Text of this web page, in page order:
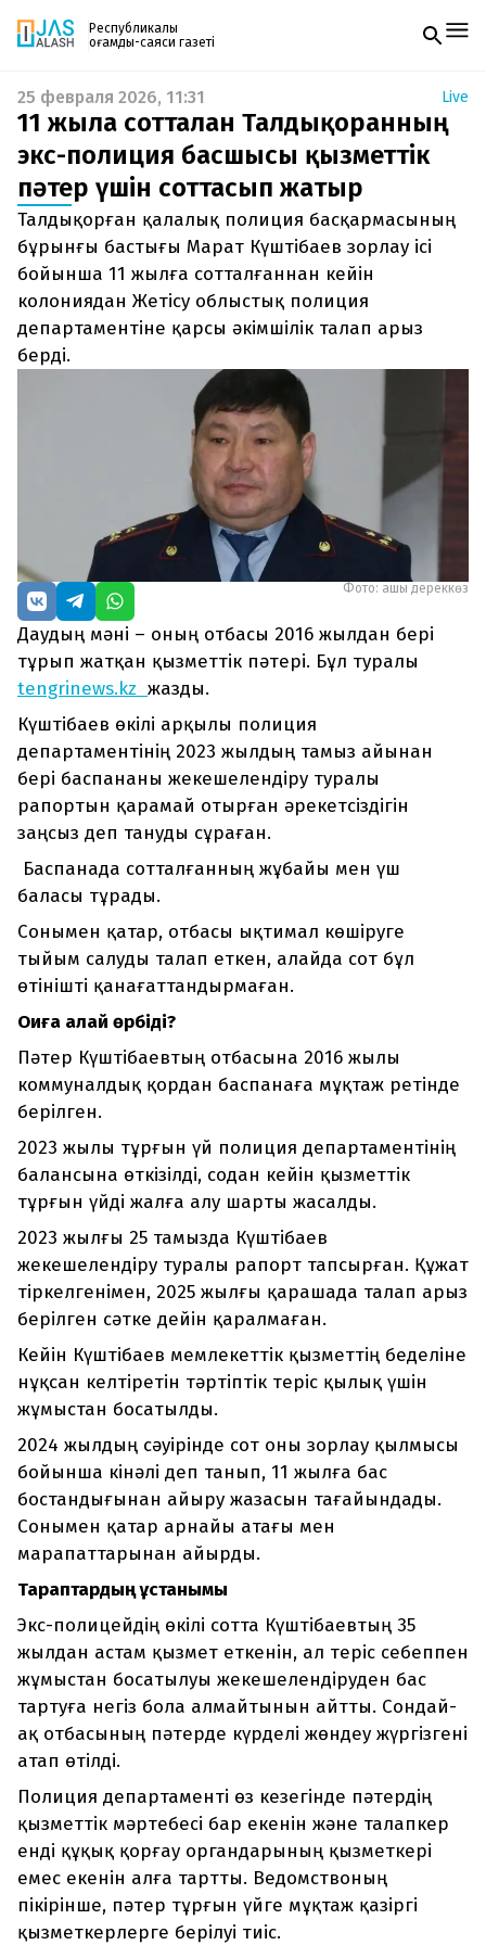
Республикалық
қоғамдық-саяси газеті
Жаңалықтар
Спорт
Live
Руханият
Аймақ
Архив
Заң және тәртіп
+7 708 604 51 06
Жарнама бөлімі
+7 701 220 64 52
Пошта
zhasalash100@gmail.com
Газетке жазылу
PDF форматтағы газетті ай сайын электронды
поштаңызға алып отырыңыз. Жаңа нөмір
шыққан сәтте сізге бірден жіберіледі. Тек email
енгізіңіз, біз қалғанын өзіміз жібереміз.
25 февраля 2026, 11:31 Live
11 жылға сотталған Талдықорғанның
экс-полиция басшысы қызметтік
пәтер үшін соттасып жатыр
Талдықорған қалалық полиция басқармасының
бұрынғы бастығы Марат Күштібаев зорлау ісі
бойынша 11 жылға сотталғаннан кейін
колониядан Жетісу облыстық полиция
департаментіне қарсы әкімшілік талап арыз
берді.
Фото: ашық дереккөз
Даудың мәні – оның отбасы 2016 жылдан бері
тұрып жатқан қызметтік пәтері. Бұл туралы
tengrinews.kz жазды.
Күштібаев өкілі арқылы полиция
департаментінің 2023 жылдың тамыз айынан
бері баспананы жекешелендіру туралы
рапортын қарамай отырған әрекетсіздігін
заңсыз деп тануды сұраған.
Баспанада сотталғанның жұбайы мен үш
баласы тұрады.
Сонымен қатар, отбасы ықтимал көшіруге
тыйым салуды талап еткен, алайда сот бұл
өтінішті қанағаттандырмаған.
Оқиға қалай өрбіді?
Пәтер Күштібаевтың отбасына 2016 жылы
коммуналдық қордан баспанаға мұқтаж ретінде
берілген.
2023 жылы тұрғын үй полиция департаментінің
балансына өткізілді, содан кейін қызметтік
тұрғын үйді жалға алу шарты жасалды.
2023 жылғы 25 тамызда Күштібаев
жекешелендіру туралы рапорт тапсырған. Құжат
тіркелгенімен, 2025 жылғы қарашада талап арыз
берілген сәтке дейін қаралмаған.
Кейін Күштібаев мемлекеттік қызметтің беделіне
нұқсан келтіретін тәртіптік теріс қылық үшін
жұмыстан босатылды.
2024 жылдың сәуірінде сот оны зорлау қылмысы
бойынша кінәлі деп танып, 11 жылға бас
бостандығынан айыру жазасын тағайындады.
Сонымен қатар арнайы атағы мен
марапаттарынан айырды.
Тараптардың ұстанымы
Экс-полицейдің өкілі сотта Күштібаевтың 35
жылдан астам қызмет еткенін, ал теріс себеппен
жұмыстан босатылуы жекешелендіруден бас
тартуға негіз бола алмайтынын айтты. Сондай-
ақ отбасының пәтерде күрделі жөндеу жүргізгені
атап өтілді.
Полиция департаменті өз кезегінде пәтердің
қызметтік мәртебесі бар екенін және талапкер
енді құқық қорғау органдарының қызметкері
емес екенін алға тартты. Ведомствоның
пікірінше, пәтер тұрғын үйге мұқтаж қазіргі
қызметкерлерге берілуі тиіс.